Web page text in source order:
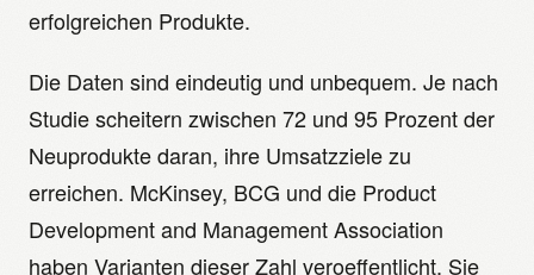
erfolgreichen Produkte.
Die Daten sind eindeutig und unbequem. Je nach
Studie scheitern zwischen 72 und 95 Prozent der
Neuprodukte daran, ihre Umsatzziele zu
erreichen. McKinsey, BCG und die Product
Development and Management Association
haben Varianten dieser Zahl veroeffentlicht. Sie